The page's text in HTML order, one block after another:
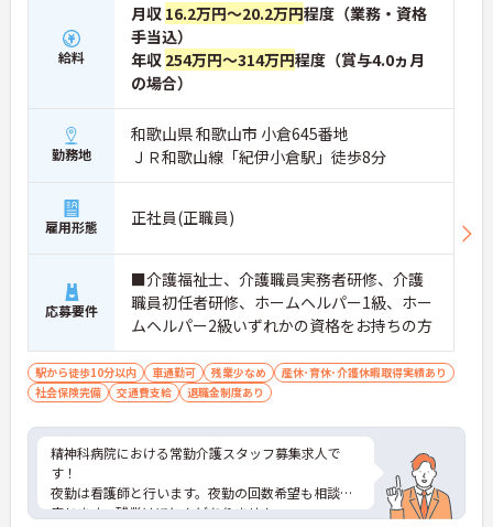
給料
月収 16.2万円～20.2万円程度（業務・資格
手当込）
年収 254万円～314万円程度（賞与4.0ヵ月
の場合）
勤務地
和歌山県 和歌山市 小倉645番地
ＪＲ和歌山線「紀伊小倉駅」徒歩8分
雇用形態 正社員(正職員)
応募要件
■介護福祉士、介護職員実務者研修、介護
職員初任者研修、ホームヘルパー1級、ホー
ムヘルパー2級いずれかの資格をお持ちの方
駅から徒歩10分以内 車通勤可 残業少なめ
産休･育休･介護休暇取得実績あり
社会保険完備
交通費支給 退職金制度あり
精神科病院における常勤介護スタッフ募集求人で
す！
夜勤は看護師と行います。夜勤の回数希望も相談に
応じます。残業はほとんどありません。